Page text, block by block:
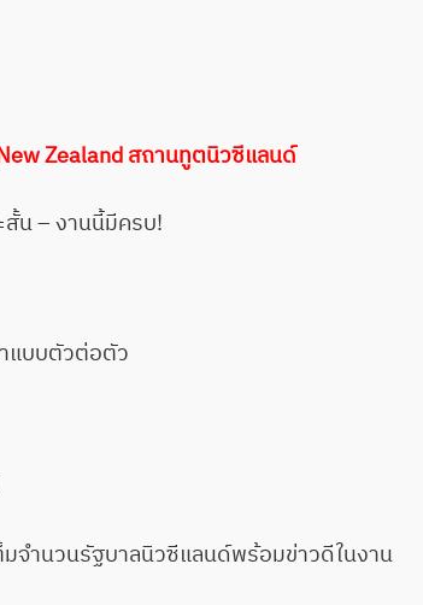
Zealand สถานทูตนิวซีแลนด์
น – งานนี้มีครบ!
แบบตัวต่อตัว
จำนวนรัฐบาลนิวซีแลนด์พร้อมข่าวดีในงาน